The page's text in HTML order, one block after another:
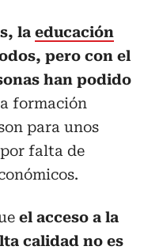
la educación
pero con el
han podido
formación
para unos
falta de
el acceso a la
calidad no es